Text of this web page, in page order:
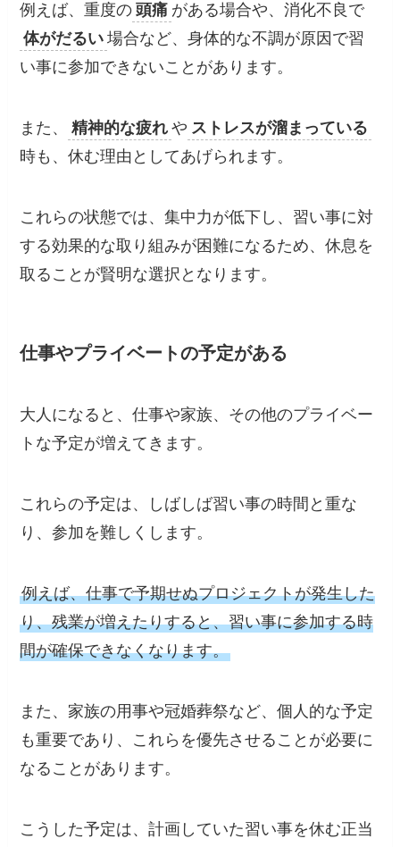
例えば、重度の 頭痛 がある場合や、消化不良で
体がだるい 場合など、身体的な不調が原因で習
い事に参加できないことがあります。
また、 精神的な疲れ や ストレスが溜まっている
時も、休む理由としてあげられます。
これらの状態では、集中力が低下し、習い事に対
する効果的な取り組みが困難になるため、休息を
取ることが賢明な選択となります。
仕事やプライベートの予定がある
大人になると、仕事や家族、その他のプライベー
トな予定が増えてきます。
これらの予定は、しばしば習い事の時間と重な
り、参加を難しくします。
例えば、仕事で予期せぬプロジェクトが発生した
り、残業が増えたりすると、習い事に参加する時
間が確保できなくなります。
また、家族の用事や冠婚葬祭など、個人的な予定
も重要であり、これらを優先させることが必要に
なることがあります。
こうした予定は、計画していた習い事を休む正当